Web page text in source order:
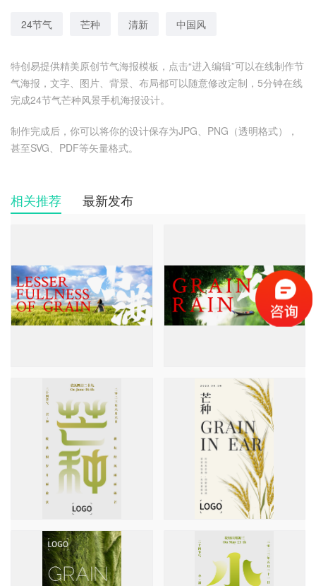
24节气 芒种 清新 中国风
特创易提供精美原创节气海报模板，点击“进入编辑”可以在线制作节
气海报，文字、图片、背景、布局都可以随意修改定制，5分钟在线
完成24节气芒种风景手机海报设计。
制作完成后，你可以将你的设计保存为JPG、PNG（透明格式），
甚至SVG、PDF等矢量格式。
相关推荐 最新发布